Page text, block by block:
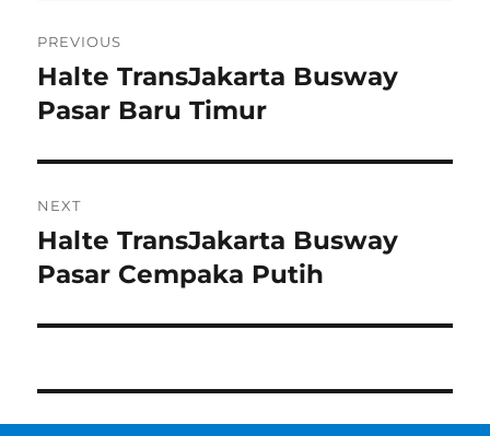
navigation
PREVIOUS
Previous
post:
Halte TransJakarta Busway
Pasar Baru Timur
NEXT
Next
post:
Halte TransJakarta Busway
Pasar Cempaka Putih